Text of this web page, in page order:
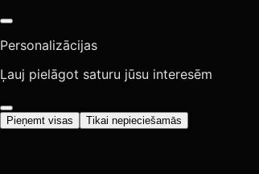
Personalizācijas
Ļauj pielāgot saturu jūsu interesēm
Pieņemt visas Tikai nepieciešamās